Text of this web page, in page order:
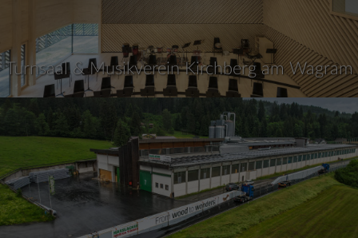
Turnsaal & Musikverein Kirchberg am Wagram